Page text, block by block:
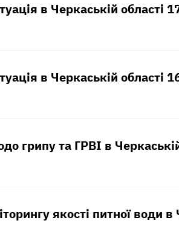
в Черкаській області
в Черкаській області
грипу та ГРВІ в
якості питної води